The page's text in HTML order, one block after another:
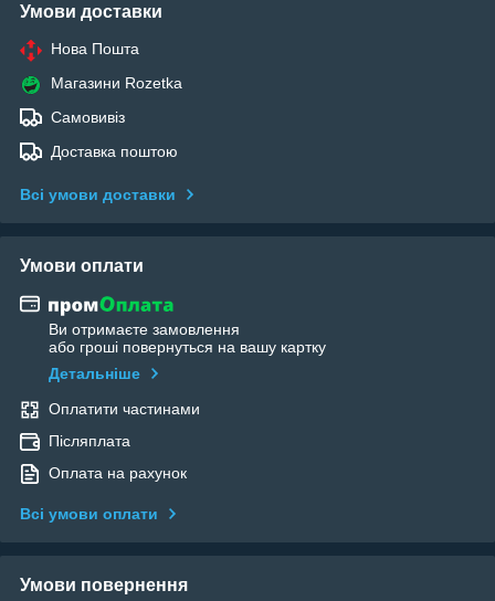
Умови доставки
Нова Пошта
Магазини Rozetka
Самовивіз
Доставка поштою
Всі умови доставки
Умови оплати
Ви отримаєте замовлення
або гроші повернуться на вашу картку
Детальніше
Оплатити частинами
Післяплата
Оплата на рахунок
Всі умови оплати
Умови повернення